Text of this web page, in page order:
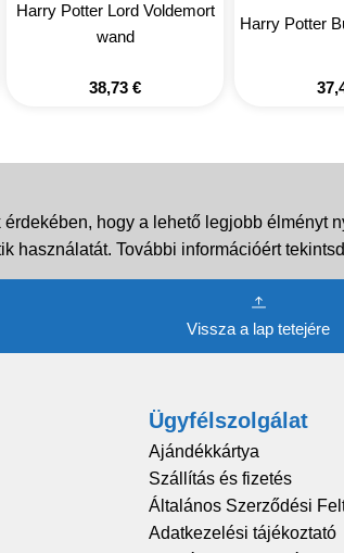
Harry Potter Lord Voldemort
wand
38,73 €
Harry Potter
hogy a lehető legjobb
használatát. További információért
Vissza a lap tetejére
Ügyfélszolgálat
Ajándékkártya
Szállítás és fizetés
Általános Szerződési
Adatkezelési tájékoztató